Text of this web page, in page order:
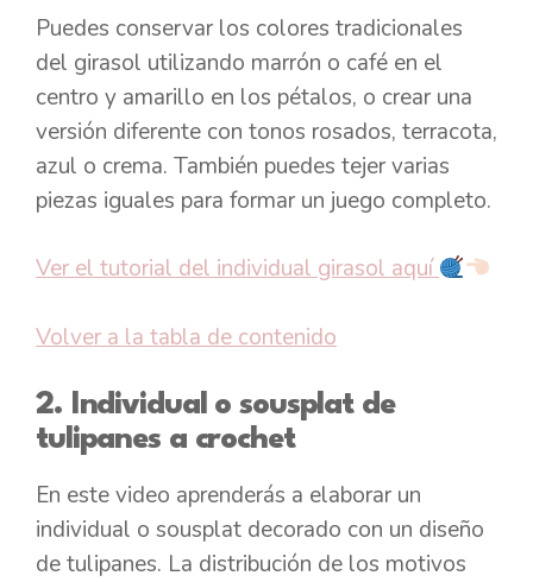
Puedes conservar los colores tradicionales
del girasol utilizando marrón o café en el
centro y amarillo en los pétalos, o crear una
versión diferente con tonos rosados, terracota,
azul o crema. También puedes tejer varias
piezas iguales para formar un juego completo.
Ver el tutorial del individual girasol aquí
Volver a la tabla de contenido
2. Individual o sousplat de
tulipanes a crochet
En este video aprenderás a elaborar un
individual o sousplat decorado con un diseño
de tulipanes. La distribución de los motivos